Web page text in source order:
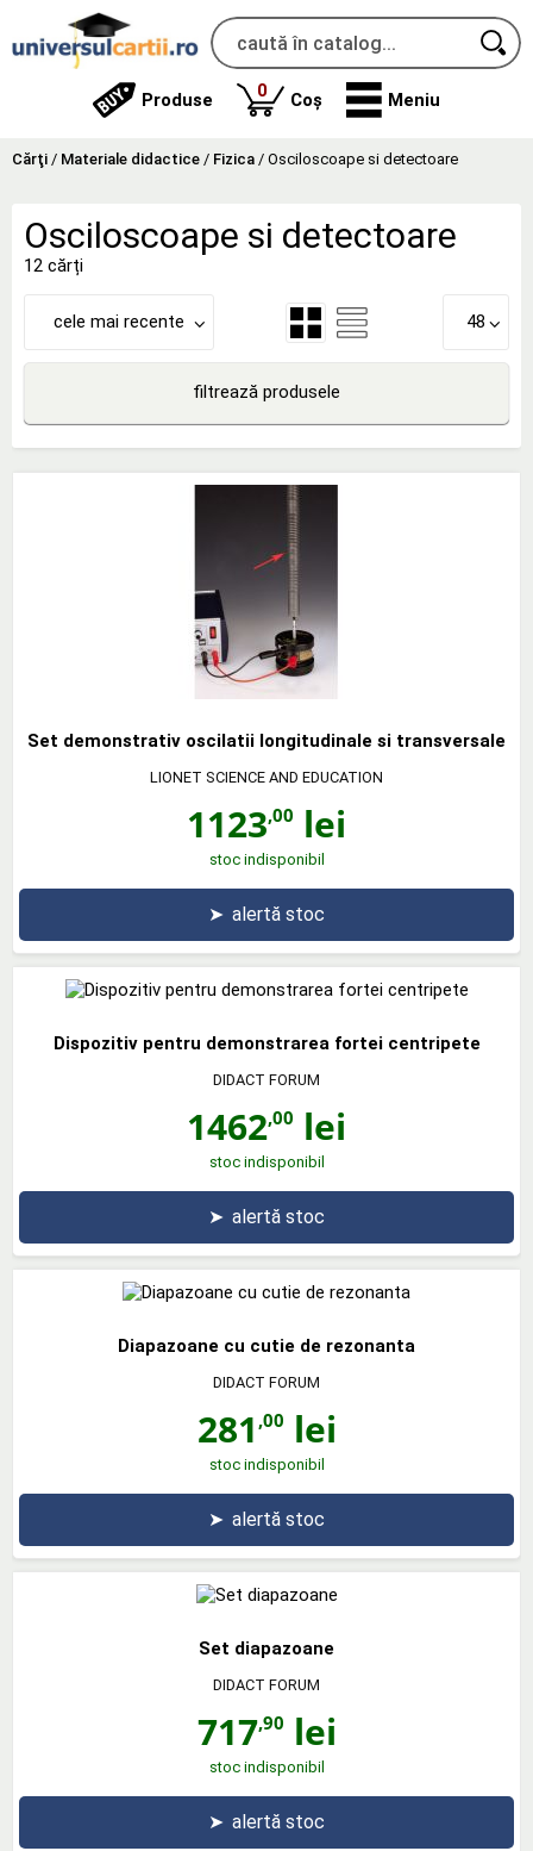
Produse 0produse
Coș Meniu
Cărţi / Materiale didactice / Fizica / Osciloscoape si detectoare
Osciloscoape si detectoare
12 cărți
cele mai recente 48
filtrează produsele
Set demonstrativ oscilatii longitudinale si transversale
LIONET SCIENCE AND EDUCATION
1123,00 lei
stoc indisponibil
➤ alertă stoc
Dispozitiv pentru demonstrarea fortei centripete
DIDACT FORUM
1462,00 lei
stoc indisponibil
➤ alertă stoc
Diapazoane cu cutie de rezonanta
DIDACT FORUM
281 ,00 lei
stoc indisponibil
➤ alertă stoc
Set diapazoane
DIDACT FORUM
717,90 lei
stoc indisponibil
➤ alertă stoc